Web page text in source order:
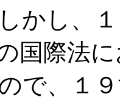
かし、
国際法
で、１